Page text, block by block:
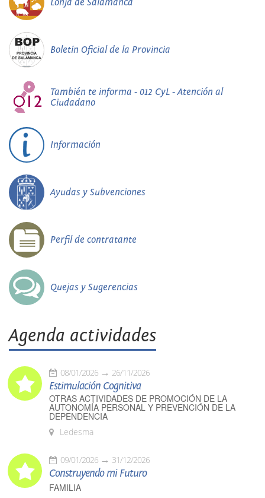
Boletín Oficial de la Provincia
También te informa - 012 CyL - Atención al
Ciudadano
Información
Ayudas y Subvenciones
Perfil de contratante
Quejas y Sugerencias
Agenda actividades
08/01/2026 26/11/2026
Estimulación Cognitiva
OTRAS ACTIVIDADES DE PROMOCIÓN DE LA
AUTONOMÍA PERSONAL Y PREVENCIÓN DE LA
DEPENDENCIA
Ledesma
09/01/2026 31/12/2026
Construyendo mi Futuro
FAMILIA